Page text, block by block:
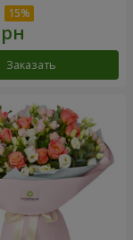
Заказать